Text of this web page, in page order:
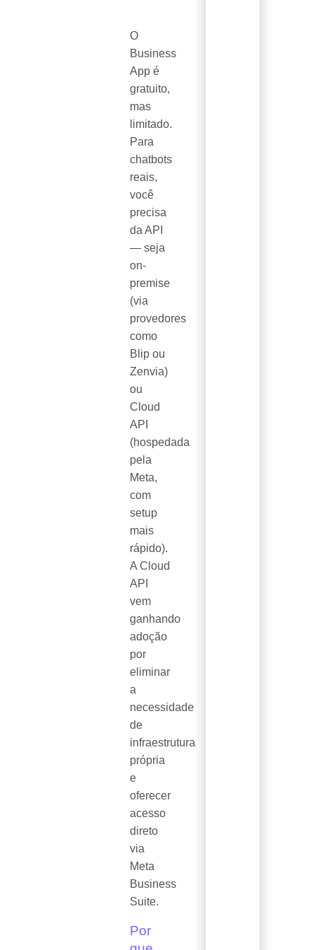
O
Business
App é
gratuito,
mas
limitado.
Para
chatbots
reais,
você
precisa
da API
— seja
on-
premise
(via
provedores
como
Blip ou
Zenvia)
ou
Cloud
API
(hospedada
pela
Meta,
com
setup
mais
rápido).
A Cloud
API
vem
ganhando
adoção
por
eliminar
a
necessidade
de
infraestrutura
própria
e
oferecer
acesso
direto
via
Meta
Business
Suite.
Por